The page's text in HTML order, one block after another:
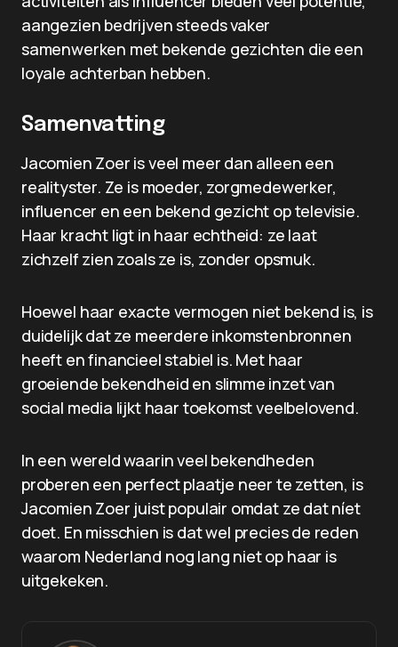
aangezien bedrijven steeds vaker
samenwerken met bekende gezichten die een
loyale achterban hebben.
Samenvatting
Jacomien Zoer is veel meer dan alleen een
realityster. Ze is moeder, zorgmedewerker,
influencer en een bekend gezicht op televisie.
Haar kracht ligt in haar echtheid: ze laat
zichzelf zien zoals ze is, zonder opsmuk.
Hoewel haar exacte vermogen niet bekend is, is
duidelijk dat ze meerdere inkomstenbronnen
heeft en financieel stabiel is. Met haar
groeiende bekendheid en slimme inzet van
social media lijkt haar toekomst veelbelovend.
In een wereld waarin veel bekendheden
proberen een perfect plaatje neer te zetten, is
Jacomien Zoer juist populair omdat ze dat níet
doet. En misschien is dat wel precies de reden
waarom Nederland nog lang niet op haar is
uitgekeken.